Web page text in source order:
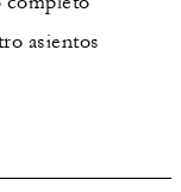
asientos